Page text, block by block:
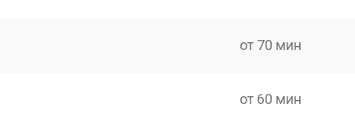
от 70 мин
от 60 мин